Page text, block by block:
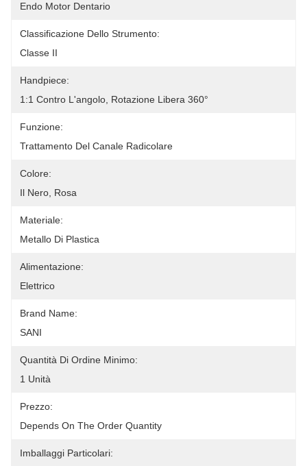
Endo Motor Dentario
Classificazione Dello Strumento:
Classe II
Handpiece:
1:1 Contro L'angolo, Rotazione Libera 360°
Funzione:
Trattamento Del Canale Radicolare
Colore:
Il Nero, Rosa
Materiale:
Metallo Di Plastica
Alimentazione:
Elettrico
Brand Name:
SANI
Quantità Di Ordine Minimo:
1 Unità
Prezzo:
Depends On The Order Quantity
Imballaggi Particolari: